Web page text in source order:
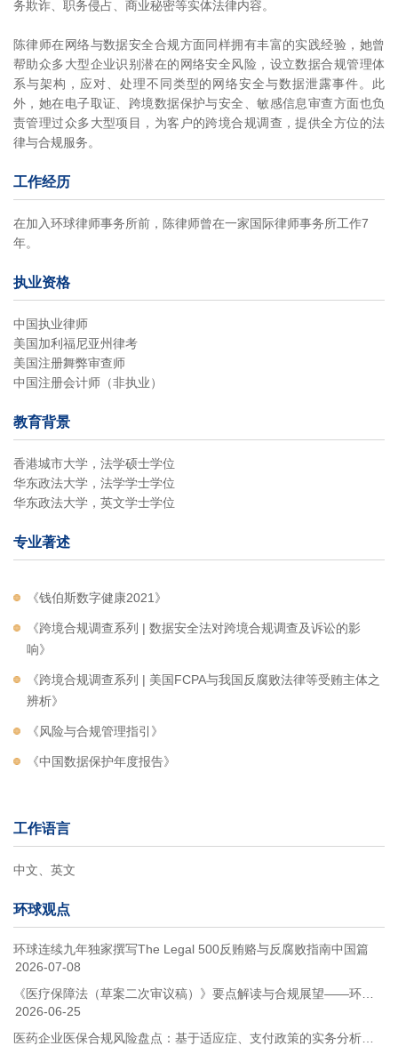
务欺诈、职务侵占、商业秘密等实体法律内容。
陈律师在网络与数据安全合规方面同样拥有丰富的实践经验，她曾
帮助众多大型企业识别潜在的网络安全风险，设立数据合规管理体
系与架构，应对、处理不同类型的网络安全与数据泄露事件。此
外，她在电子取证、跨境数据保护与安全、敏感信息审查方面也负
责管理过众多大型项目，为客户的跨境合规调查，提供全方位的法
律与合规服务。
工作经历
在加入环球律师事务所前，陈律师曾在一家国际律师事务所工作7
年。
执业资格
中国执业律师
美国加利福尼亚州律考
美国注册舞弊审查师
中国注册会计师（非执业）
教育背景
香港城市大学，法学硕士学位
华东政法大学，法学学士学位
华东政法大学，英文学士学位
专业著述
《钱伯斯数字健康2021》
《跨境合规调查系列 | 数据安全法对跨境合规调查及诉讼的影
响》
《跨境合规调查系列 | 美国FCPA与我国反腐败法律等受贿主体之
辨析》
《风险与合规管理指引》
《中国数据保护年度报告》
工作语言
中文、英文
环球观点
环球连续九年独家撰写The Legal 500反贿赂与反腐败指南中国篇
2026-07-08
2026-06-25